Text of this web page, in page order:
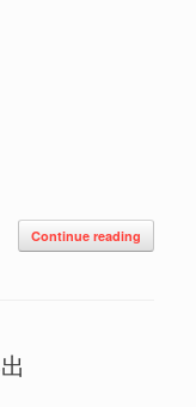
Continue reading